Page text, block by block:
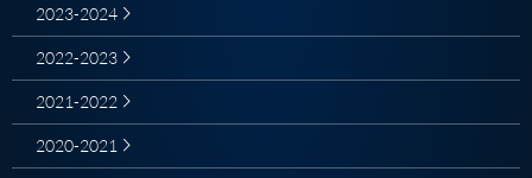
Master
Formazione
GUG
2023-2024
2022-2023
2021-2022
2020-2021